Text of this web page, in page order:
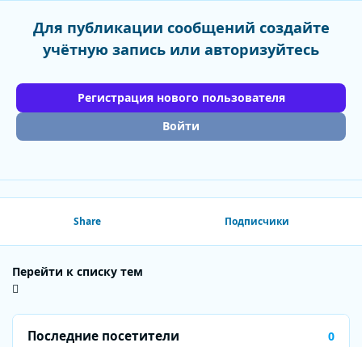
Для публикации сообщений создайте
учётную запись или авторизуйтесь
Регистрация нового пользователя
Войти
Share Подписчики
Перейти к списку тем
Последние посетители 0